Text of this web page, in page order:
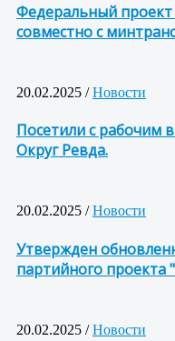
Федеральный проект
совместно с
20.02.2025 /Новости
Посетили с рабочим
Округ Ревда.
20.02.2025 /Новости
Утвержден
партийного проекта
20.02.2025 /Новости